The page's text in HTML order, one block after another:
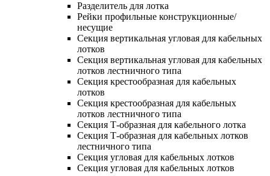
Разделитель для лотка
Рейки профильные конструкционные/
несущие
Секция вертикальная угловая для кабельных
лотков
Секция вертикальная угловая для кабельных
лотков лестничного типа
Секция крестообразная для кабельных
лотков
Секция крестообразная для кабельных
лотков лестничного типа
Секция Т-образная для кабельного лотка
Секция Т-образная для кабельных лотков
лестничного типа
Секция угловая для кабельных лотков
Секция угловая для кабельных лотков